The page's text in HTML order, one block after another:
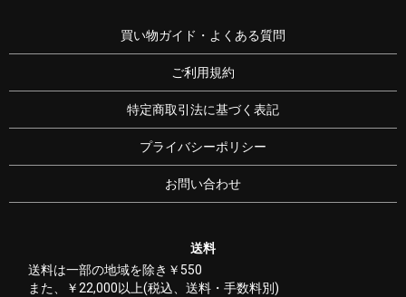
買い物ガイド・よくある質問
ご利用規約
特定商取引法に基づく表記
プライバシーポリシー
お問い合わせ
送料
送料は一部の地域を除き￥550
また、￥22,000以上(税込、送料・手数料別)